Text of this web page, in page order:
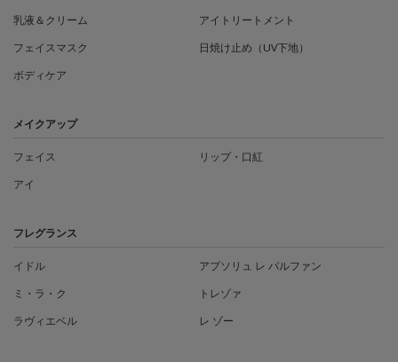
乳液＆クリーム アイトリートメント
フェイスマスク 日焼け止め（UV下地）
ボディケア
メイクアップ
フェイス リップ・口紅
アイ
フレグランス
イドル アプソリュ レ パルファン
ミ・ラ・ク トレゾァ
ラヴィエベル レ ゾー